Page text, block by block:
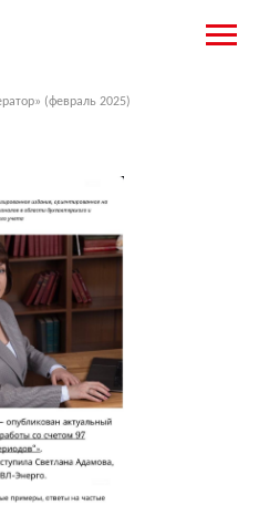
(февраль 2025)